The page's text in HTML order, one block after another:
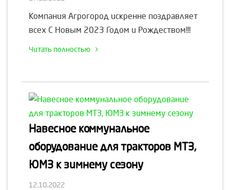
Компания Агрогород искренне поздравляет
всех С Новым 2023 Годом и Рождеством!!!
Читать полностью
Навесное коммунальное
оборудование для тракторов МТЗ,
ЮМЗ к зимнему сезону
12.10.2022